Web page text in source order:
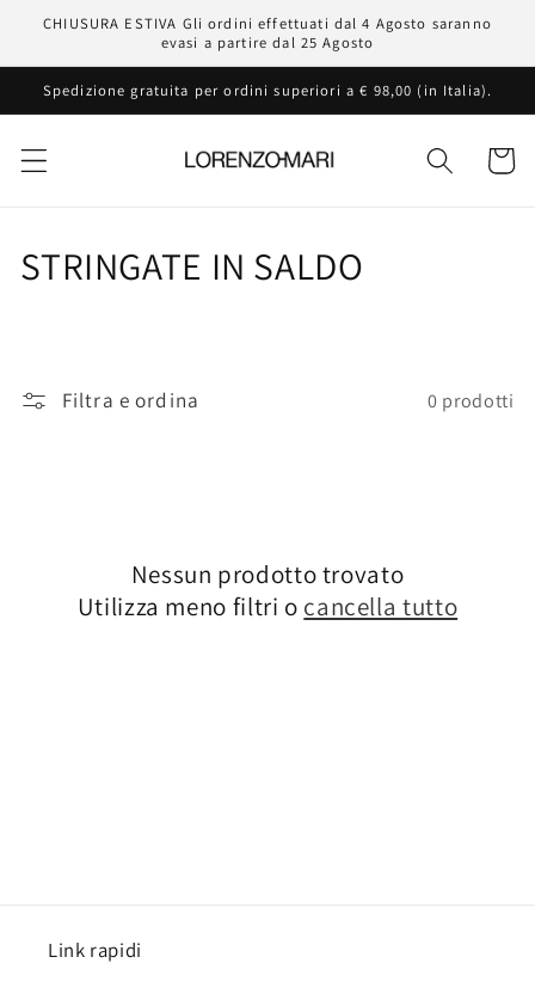
direttamente
CHIUSURA ESTIVA Gli ordini effettuati dal 4 Agosto saranno
evasi a partire dal 25 Agosto
Spedizione gratuita per ordini superiori a € 98,00 (in Italia).
Carrello
C
l
STRINGATE IN SALDO
Filtra e ordina 0 prodotti
Nessun prodotto trovato
Utilizza meno filtri o cancella tutto
Link rapidi